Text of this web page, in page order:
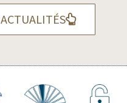
ACTUALITÉS